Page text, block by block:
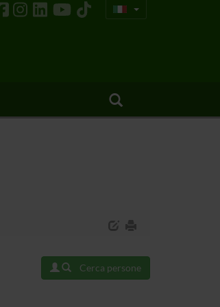
Cerca persone